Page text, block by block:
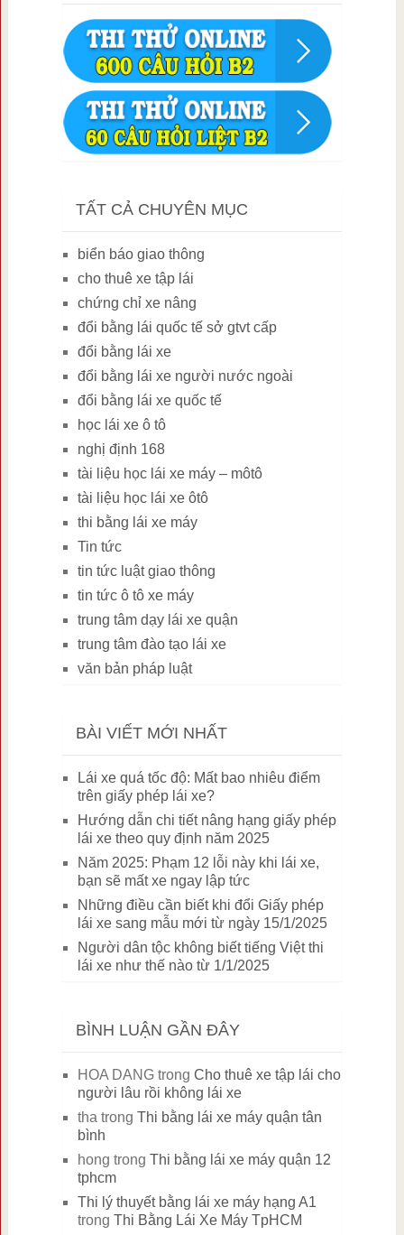
TẤT CẢ CHUYÊN MỤC
biển báo giao thông
cho thuê xe tập lái
chứng chỉ xe nâng
đổi bằng lái quốc tế sở gtvt cấp
đổi bằng lái xe
đổi bằng lái xe người nước ngoài
đổi bằng lái xe quốc tế
học lái xe ô tô
nghị định 168
tài liệu học lái xe máy – môtô
tài liệu học lái xe ôtô
thi bằng lái xe máy
Tin tức
tin tức luật giao thông
tin tức ô tô xe máy
trung tâm dạy lái xe quận
trung tâm đào tạo lái xe
văn bản pháp luật
BÀI VIẾT MỚI NHẤT
Lái xe quá tốc độ: Mất bao nhiêu điểm
trên giấy phép lái xe?
Hướng dẫn chi tiết nâng hạng giấy phép
lái xe theo quy định năm 2025
Năm 2025: Phạm 12 lỗi này khi lái xe,
bạn sẽ mất xe ngay lập tức
Những điều cần biết khi đổi Giấy phép
lái xe sang mẫu mới từ ngày 15/1/2025
Người dân tộc không biết tiếng Việt thi
lái xe như thế nào từ 1/1/2025
BÌNH LUẬN GẦN ĐÂY
HOA DANGtrong Cho thuê xe tập lái cho
người lâu rồi không lái xe
tha trong Thi bằng lái xe máy quận tân
bình
hong trong Thi bằng lái xe máy quận 12
tphcm
Thi lý thuyết bằng lái xe máy hạng A1
trong Thi Bằng Lái Xe Máy TpHCM